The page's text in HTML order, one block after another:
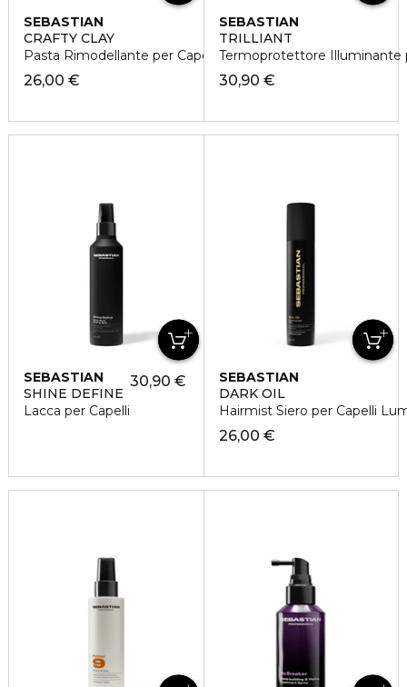
SEBASTIAN
CRAFTY CLAY
Pasta Rimodellante per Capelli
26,00 €
SEBASTIAN
TRILLIANT
Termoprotettore Illuminante
30,90 €
SEBASTIAN
SHINE DEFINE
Lacca per Capelli
30,90 €
SEBASTIAN
DARK OIL
Hairmist Siero per Capelli
26,00 €